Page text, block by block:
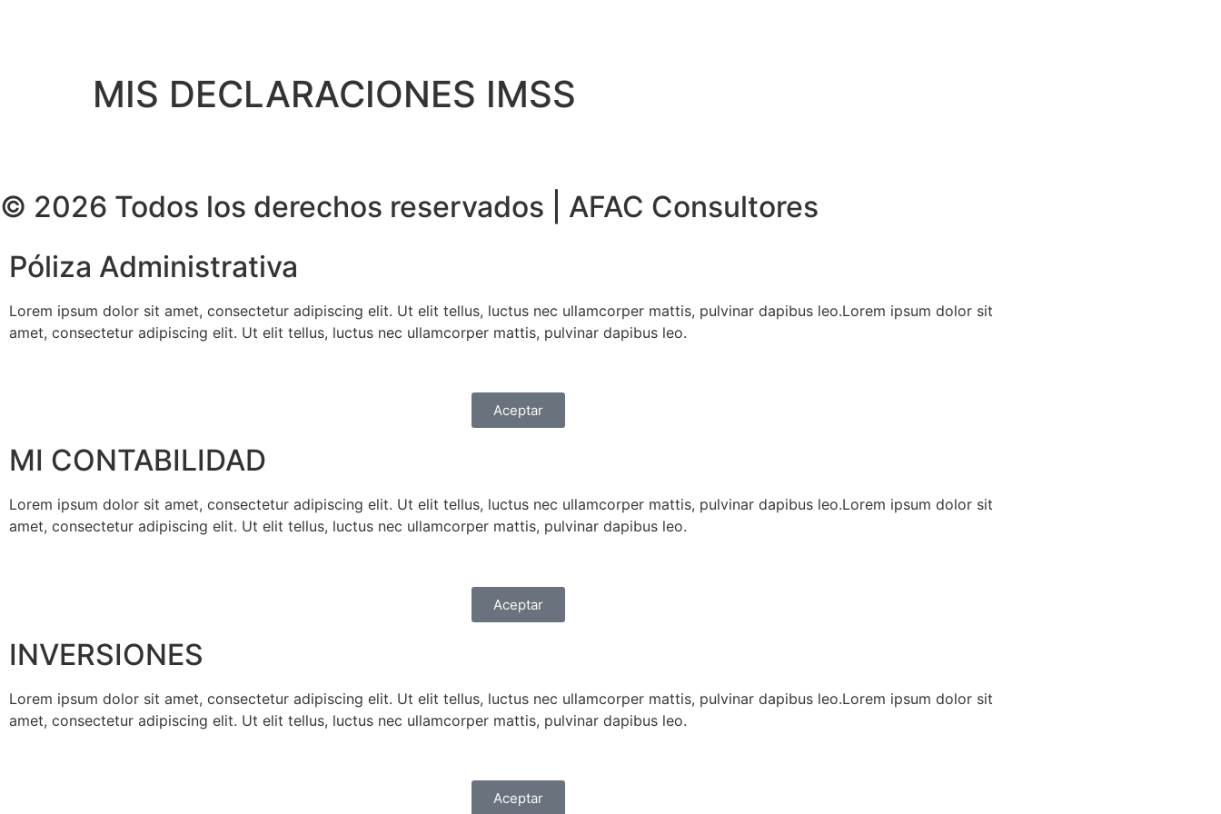
MIS DECLARACIONES IMSS
© 2026 Todos los derechos reservados | AFAC Consultores
Póliza Administrativa
Lorem ipsum dolor sit amet, consectetur adipiscing elit. Ut elit tellus, luctus nec ullamcorper mattis, pulvinar dapibus leo.Lorem ipsum dolor sit
amet, consectetur adipiscing elit. Ut elit tellus, luctus nec ullamcorper mattis, pulvinar dapibus leo.
Aceptar
MI CONTABILIDAD
Lorem ipsum dolor sit amet, consectetur adipiscing elit. Ut elit tellus, luctus nec ullamcorper mattis, pulvinar dapibus leo.Lorem ipsum dolor sit
amet, consectetur adipiscing elit. Ut elit tellus, luctus nec ullamcorper mattis, pulvinar dapibus leo.
Aceptar
INVERSIONES
Lorem ipsum dolor sit amet, consectetur adipiscing elit. Ut elit tellus, luctus nec ullamcorper mattis, pulvinar dapibus leo.Lorem ipsum dolor sit
amet, consectetur adipiscing elit. Ut elit tellus, luctus nec ullamcorper mattis, pulvinar dapibus leo.
Aceptar